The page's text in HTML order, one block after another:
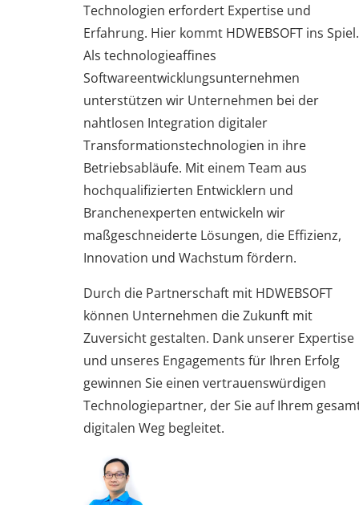
Technologien erfordert Expertise und
Erfahrung. Hier kommt HDWEBSOFT ins Spiel.
Als technologieaffines
Softwareentwicklungsunternehmen
unterstützen wir Unternehmen bei der
nahtlosen Integration digitaler
Transformationstechnologien in ihre
Betriebsabläufe. Mit einem Team aus
hochqualifizierten Entwicklern und
Branchenexperten entwickeln wir
maßgeschneiderte Lösungen, die Effizienz,
Innovation und Wachstum fördern.
Durch die Partnerschaft mit HDWEBSOFT
können Unternehmen die Zukunft mit
Zuversicht gestalten. Dank unserer Expertise
und unseres Engagements für Ihren Erfolg
gewinnen Sie einen vertrauenswürdigen
Technologiepartner, der Sie auf Ihrem
digitalen Weg begleitet.